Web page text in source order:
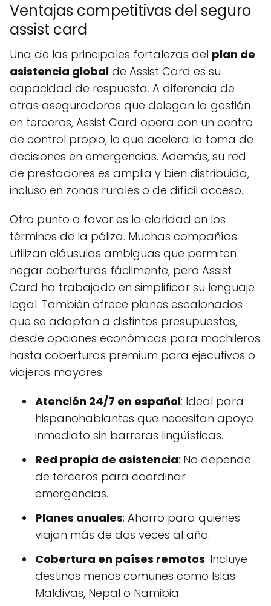
Ventajas competitivas del seguro
assist card
Una de las principales fortalezas del plan de
asistencia global de Assist Card es su
capacidad de respuesta. A diferencia de
otras aseguradoras que delegan la gestión
en terceros, Assist Card opera con un centro
de control propio, lo que acelera la toma de
decisiones en emergencias. Además, su red
de prestadores es amplia y bien distribuida,
incluso en zonas rurales o de difícil acceso.
Otro punto a favor es la claridad en los
términos de la póliza. Muchas compañías
utilizan cláusulas ambiguas que permiten
negar coberturas fácilmente, pero Assist
Card ha trabajado en simplificar su lenguaje
legal. También ofrece planes escalonados
que se adaptan a distintos presupuestos,
desde opciones económicas para mochileros
hasta coberturas premium para ejecutivos o
viajeros mayores.
Atención 24/7 en español: Ideal para
hispanohablantes que necesitan apoyo
inmediato sin barreras lingüísticas.
Red propia de asistencia: No depende
de terceros para coordinar
emergencias.
Planes anuales: Ahorro para quienes
viajan más de dos veces al año.
Cobertura en países remotos: Incluye
destinos menos comunes como Islas
Maldivas, Nepal o Namibia.